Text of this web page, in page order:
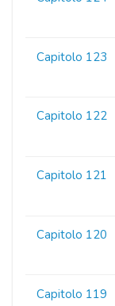
Capitolo 123
Capitolo 122
Capitolo 121
Capitolo 120
Capitolo 119